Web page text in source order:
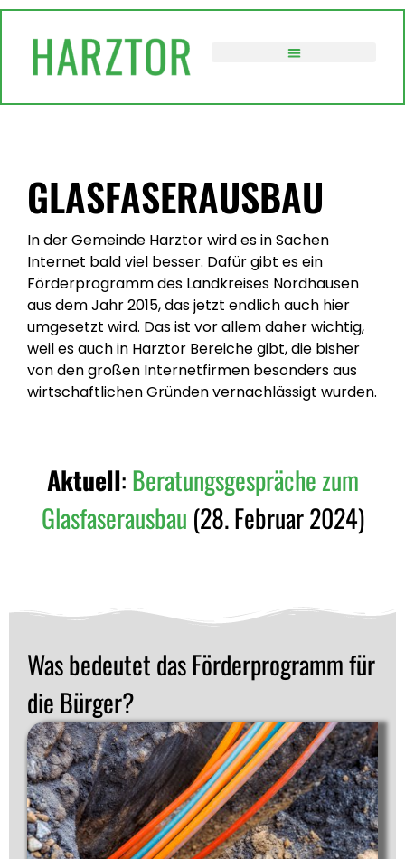
GLASFASERAUSBAU
In der Gemeinde Harztor wird es in Sachen
Internet bald viel besser. Dafür gibt es ein
Förderprogramm des Landkreises Nordhausen
aus dem Jahr 2015, das jetzt endlich auch hier
umgesetzt wird. Das ist vor allem daher wichtig,
weil es auch in Harztor Bereiche gibt, die bisher
von den großen Internetfirmen besonders aus
wirtschaftlichen Gründen vernachlässigt wurden.
Aktuell:Beratungsgespräche zum
Glasfaserausbau (28. Februar 2024)
Was bedeutet das Förderprogramm für
die Bürger?